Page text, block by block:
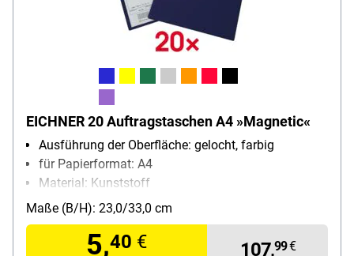
EICHNER 20 Auftragstaschen A4 »Magnetic«
Ausführung der Oberfläche: gelocht, farbig
für Papierformat: A4
Material: Kunststoff
Inhalt pro Pack: 20 Stück
Maße (B/H): 23,0/33,0 cm
5,40 € 107,99€